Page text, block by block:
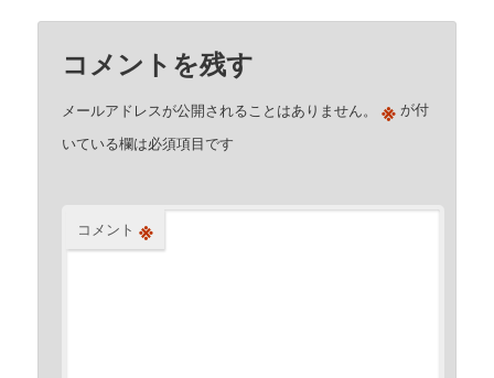
コメントを残す
メールアドレスが公開されることはありません。 ※ が付
いている欄は必須項目です
コメント ※